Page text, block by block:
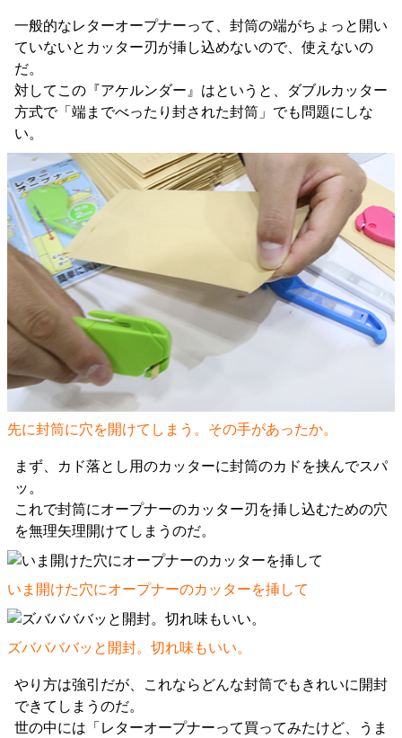
一般的なレターオープナーって、封筒の端がちょっと開い
ていないとカッター刃が挿し込めないので、使えないの
だ。
対してこの『アケルンダー』はというと、ダブルカッター
方式で「端までべったり封された封筒」でも問題にしな
い。
先に封筒に穴を開けてしまう。その手があったか。
まず、カド落とし用のカッターに封筒のカドを挟んでスパ
ッ。
これで封筒にオープナーのカッター刃を挿し込むための穴
を無理矢理開けてしまうのだ。
いま開けた穴にオープナーのカッターを挿して
ズババババッと開封。切れ味もいい。
やり方は強引だが、これならどんな封筒でもきれいに開封
できてしまうのだ。
世の中には「レターオープナーって買ってみたけど、うま